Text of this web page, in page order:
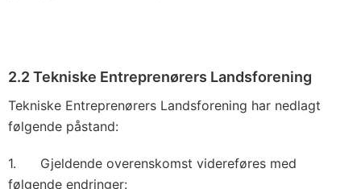
2.2 Tekniske Entreprenørers Landsforening
Tekniske Entreprenørers Landsforening har nedlagt
følgende påstand:
1. Gjeldende overenskomst videreføres med
følgende endringer: